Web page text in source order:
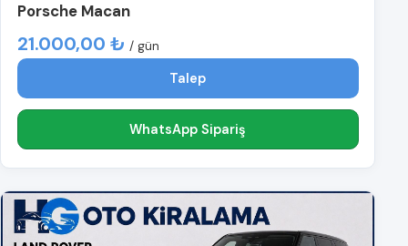
Porsche Macan
21.000,00 ₺ / gün
Talep
WhatsApp Sipariş